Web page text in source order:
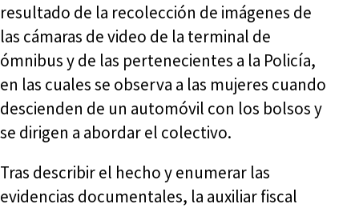
resultado de la recolección de imágenes de
las cámaras de video de la terminal de
ómnibus y de las pertenecientes a la Policía,
en las cuales se observa a las mujeres cuando
descienden de un automóvil con los bolsos y
se dirigen a abordar el colectivo.
Tras describir el hecho y enumerar las
evidencias documentales, la auxiliar fiscal